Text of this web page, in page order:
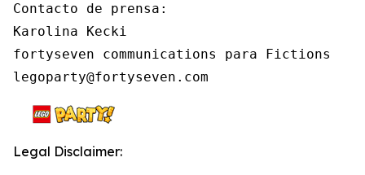
Contacto de prensa:
Karolina Kecki
fortyseven communications para Fictions
legoparty@fortyseven.com
Legal Disclaimer: